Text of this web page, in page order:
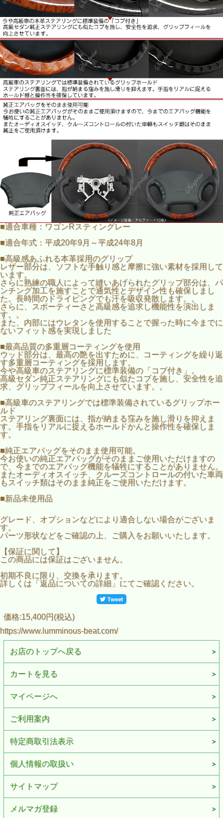
■新品未使用品
■適合車種：ワゴンRスティングレー
■適合年式：平成20年9月～平成24年8月
■高級感あふれる本革採用のグリップ
レザー部分は、ソフトな手触り感と摩擦に強い素材を採用して
います。
さらに熟練の職人によって縫いあげられたグリップ部分は、パ
ンチング加工を施すことで通気性とデザイン性も確保しまし
た。長時間のドライビングでも汗を吸収発散します。。
さらに、スポーティーさと高級感を追求し機能性を演出しま
す。。
また、内部にはウレタンを使用することで握った時に今までに
ないフィット感を実現しました
■最高品質の多重層コーティングを使用
ウッド部分は、最高の艶を出すために、コーティングを繰り返
す多重層コーティングを採用します。
今や高級車のステアリングに標準装備の「コブ付き」。
高級セダン純正ステアリングにも似たコブを施し、安全性を追
求、グリップフィールを向上させています。。
■高級車のステアリングでは標準装備されているグリップホー
ルド
ステアリング裏面には、指が納まる窪みを施し滑りを抑えま
す。手指をリアルに捉えるホールドかんと操作性を確保しま
す。
■純正エアバッグをそのまま使用可能。
今お使いの純正エアバッグがそのままご使用いただけますの
で、今までのエアバッグ機能を犠牲にすることがありません。
またオーディオスイッチ、クルーズコントロールの付いた車両
もスイッチ類はそのまま純正をご使用いただけます。
■新品未使用品
グレード、オプションなどにより適合しない場合がございま
す。
パーツ形状などをご確認の上、ご購入をお願いいたします。
【保証に関して】
この商品には保証はございません。
初期不良に限り、交換を承ります。
詳しくは「返品についての詳細」にてご確認ください。
価格:15,400円(税込)
https://www.lumminous-beat.com/
お店のトップへ戻る
カートを見る
マイページへ
ご利用案内
特定商取引法表示
個人情報の取扱い
サイトマップ
メルマガ登録